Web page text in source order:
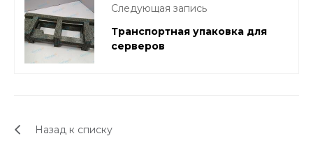
Следующая запись
Транспортная упаковка для
серверов
Назад к списку